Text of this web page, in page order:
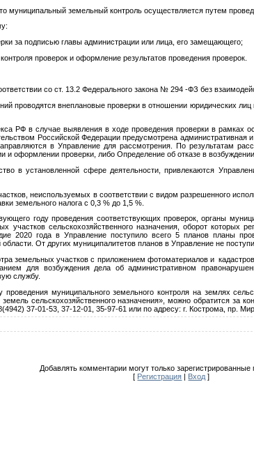
земельный контроль осуществляется путем
за подписью главы администрации или лица, его замещающего;
проверок и оформление результатов проведения проверок.
со ст. 13.2 Федерального закона № 294 -ФЗ без
внеплановые проверки в отношении юридических лиц
в случае выявления в ходе проведения проверки в рамках
Российской Федерации предусмотрена
в Управление для рассмотрения. По результатам
и оформлении проверки, либо Определение об отказе в
установленной сфере деятельности, привлекаются
неиспользуемых в соответствии с видом разрешенного
земельного налога с 0,3 % до 1,5 %.
году проведения соответствующих проверок, органы
участков сельскохозяйственного назначения, оборот которых
2020 года в Управление поступило всего 5 планов планы
От других муниципалитетов планов в Управление не
земельных участков с приложением фотоматериалов и
для возбуждения дела об административном
службу.
муниципального земельного контроля на землях
сельскохозяйственного назначения», можно обратится за
37-01-53, 37-12-01, 35-97-61 или по адресу: г. Кострома, пр.
Добавлять комментарии могут только зарегистрированные
[ Регистрация Вход ]